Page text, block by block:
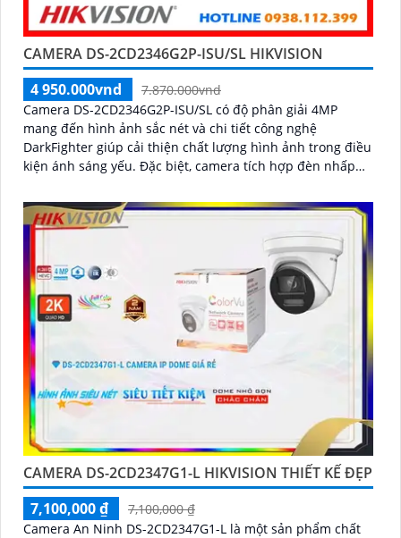
CAMERA DS-2CD2346G2P-ISU/SL HIKVISION
4 950.000vnd
7.870.000vnd
Camera DS-2CD2346G2P-ISU/SL có độ phân giải 4MP
mang đến hình ảnh sắc nét và chi tiết công nghệ
DarkFighter giúp cải thiện chất lượng hình ảnh trong điều
kiện ánh sáng yếu. Đặc biệt, camera tích hợp đèn nhấp
thanh hai chiều, hỗ trợ giám sát an ninh hiệu quả
CAMERA DS-2CD2347G1-L HIKVISION THIẾT KẾ ĐẸP
7,100,000 ₫
7,100,000 ₫
Camera An Ninh DS-2CD2347G1-L là một sản phẩm chất